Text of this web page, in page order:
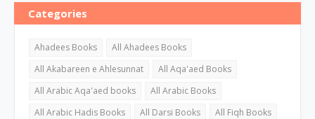
Categories
Ahadees Books
All Ahadees Books
All Akabareen e Ahlesunnat
All Aqa'aed Books
All Arabic Aqa'aed books
All Arabic Books
All Arabic Hadis Books
All Darsi Books
All Fiqh Books